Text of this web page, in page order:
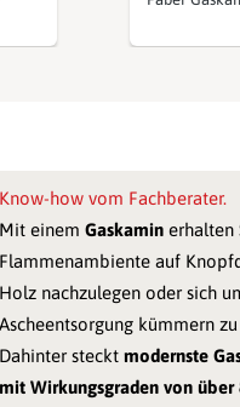
Know-how vom Fachberater.
Mit einem Gaskamin erhalten
Flammenambiente auf
Holz nachzulegen oder sich
Ascheentsorgung kümmern zu
Dahinter steckt modernste
mit Wirkungsgraden von über